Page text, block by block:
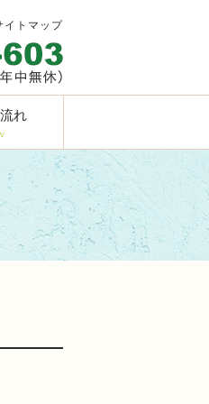
イトマップ
れ